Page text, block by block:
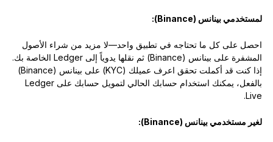
لمستخدمي بينانس (Binance):
احصل على كل ما تحتاجه في تطبيق واحد—لا مزيد من شراء الأصول
المشفرة على بينانس (Binance) ثم نقلها يدوياً إلى Ledger الخاصة بك.
إذا كنت قد أكملت تحقق اعرف عميلك (KYC) على بينانس (Binance)
بالفعل، يمكنك استخدام حسابك الحالي لتمويل حسابك على Ledger
Live.
لغير مستخدمي بينانس (Binance):